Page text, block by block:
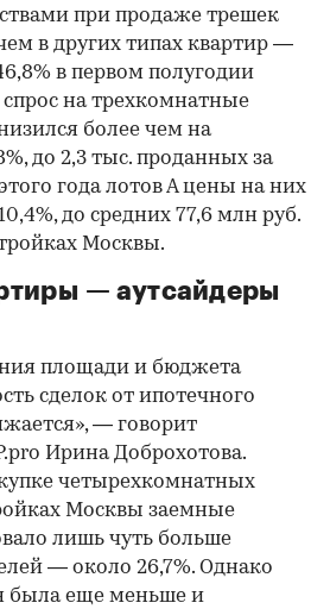
при продаже трешек
в других типах квартир —
в первом полугодии
на трехкомнатные
более чем на
до 2,3 тыс. проданных за
года лотов А цены на них
до средних 77,6 млн руб.
Москвы.
— аутсайдеры
площади и бюджета
сделок от ипотечного
— говорит
Ирина Доброхотова.
четырехкомнатных
Москвы заемные
лишь чуть больше
— около 26,7%. Однако
была еще меньше и